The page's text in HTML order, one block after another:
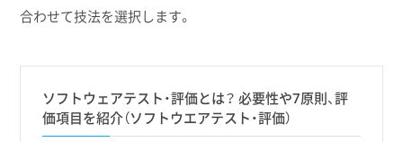
合わせて技法を選択します。
ソフトウェアテスト・評価とは？ 必要性や7原則、評
価項目を紹介（ソフトウエアテスト・評価）